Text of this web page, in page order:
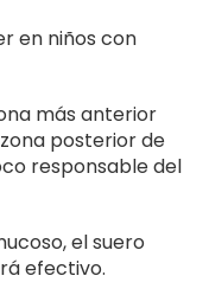
en niños con
más anterior
posterior de
responsable del
el suero
efectivo.